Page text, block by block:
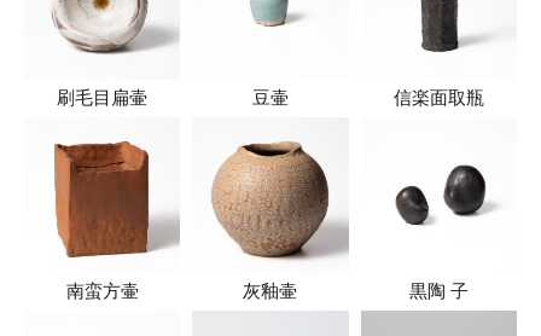
刷毛目扁壷 豆壷 信楽面取瓶
南蛮方壷 灰釉壷 黒陶 子